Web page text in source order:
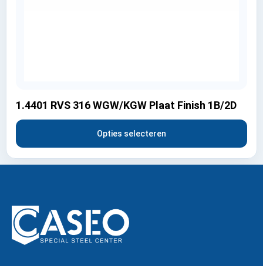
1.4401 RVS 316 WGW/KGW Plaat Finish 1B/2D
Opties selecteren